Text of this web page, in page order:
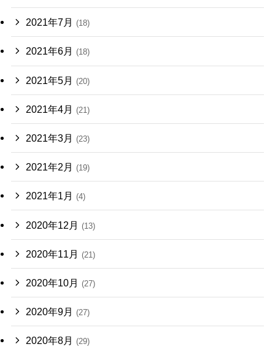
2021年7月 (18)
2021年6月 (18)
2021年5月 (20)
2021年4月 (21)
2021年3月 (23)
2021年2月 (19)
2021年1月 (4)
2020年12月 (13)
2020年11月 (21)
2020年10月 (27)
2020年9月 (27)
2020年8月 (29)